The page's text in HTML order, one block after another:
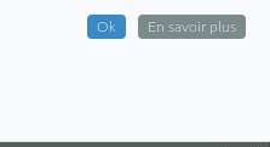
Ok En savoir plus